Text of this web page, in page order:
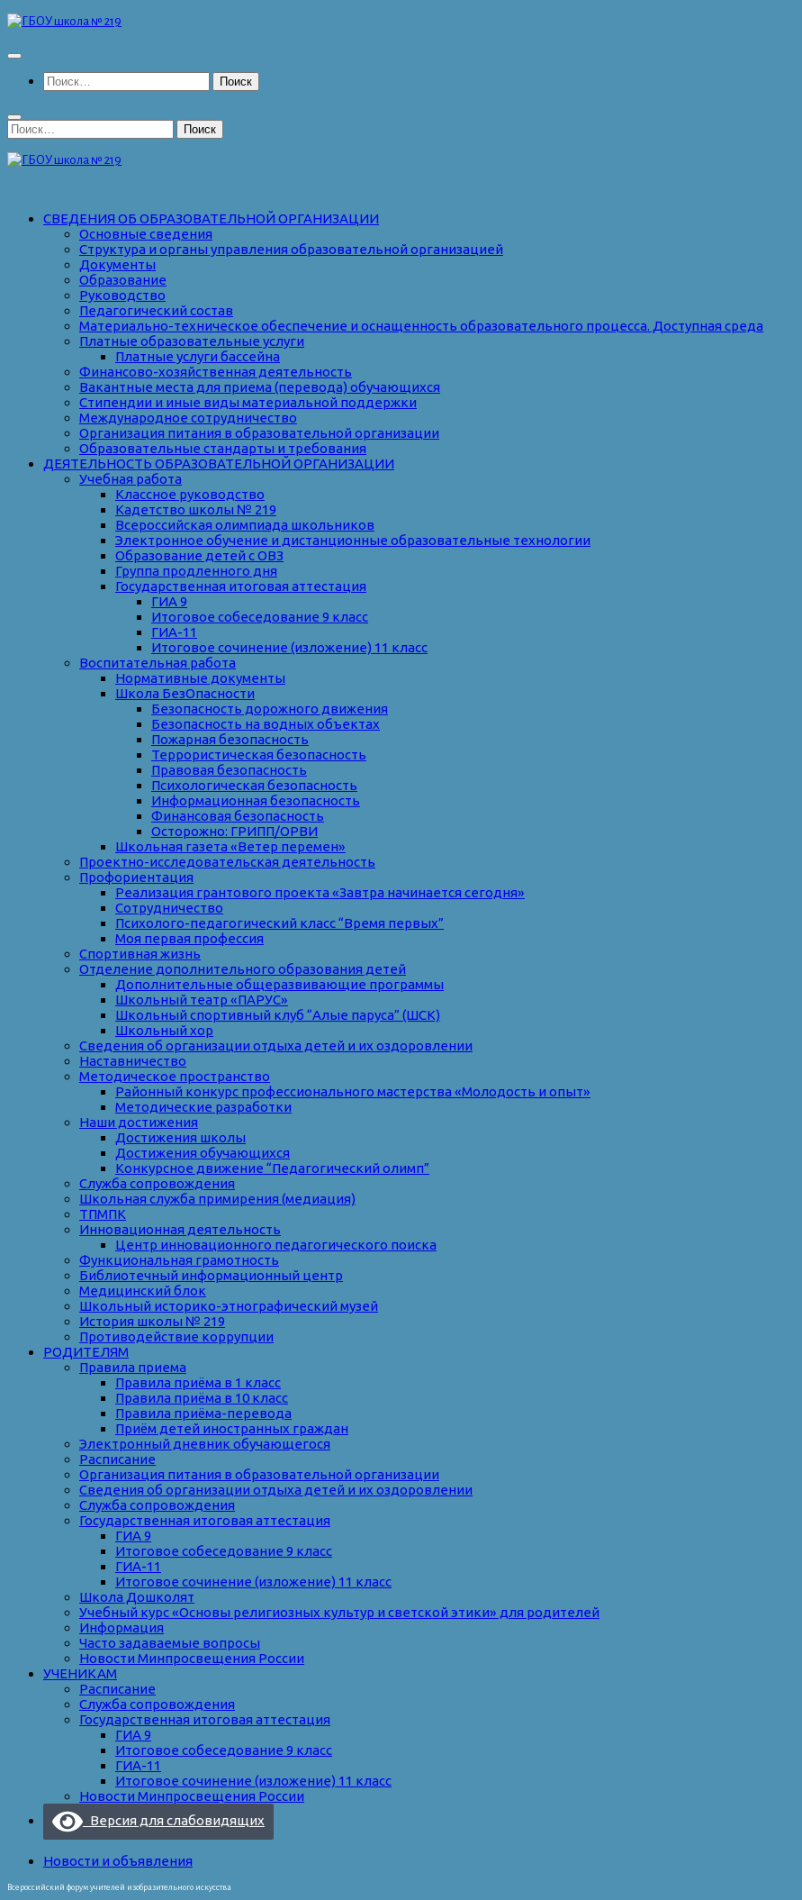
Перейти
содержимому
Найти:
Найти:
СВЕДЕНИЯ ОБ ОБРАЗОВАТЕЛЬНОЙ ОРГАНИЗАЦИИ
Основные сведения
Структура и органы управления образовательной организацией
Документы
Образование
Руководство
Педагогический состав
Материально-техническое обеспечение и оснащенность образовательного процесса. Доступная среда
Платные образовательные услуги
Платные услуги бассейна
Финансово-хозяйственная деятельность
Вакантные места для приема (перевода) обучающихся
Стипендии и иные виды материальной поддержки
Международное сотрудничество
Организация питания в образовательной организации
Образовательные стандарты и требования
ДЕЯТЕЛЬНОСТЬ ОБРАЗОВАТЕЛЬНОЙ ОРГАНИЗАЦИИ
Учебная работа
Классное руководство
Кадетство школы № 219
Всероссийская олимпиада школьников
Электронное обучение и дистанционные образовательные технологии
Образование детей с ОВЗ
Группа продленного дня
Государственная итоговая аттестация
ГИА 9
Итоговое собеседование 9 класс
ГИА-11
Итоговое сочинение (изложение) 11 класс
Воспитательная работа
Нормативные документы
Школа БезОпасности
Безопасность дорожного движения
Безопасность на водных объектах
Пожарная безопасность
Террористическая безопасность
Правовая безопасность
Психологическая безопасность
Информационная безопасность
Финансовая безопасность
Осторожно: ГРИПП/ОРВИ
Школьная газета «Ветер перемен»
Проектно-исследовательская деятельность
Профориентация
Реализация грантового проекта «Завтра начинается сегодня»
Сотрудничество
Психолого-педагогический класс “Время первых”
Моя первая профессия
Спортивная жизнь
Отделение дополнительного образования детей
Дополнительные общеразвивающие программы
Школьный театр «ПАРУС»
Школьный спортивный клуб “Алые паруса” (ШСК)
Школьный хор
Сведения об организации отдыха детей и их оздоровлении
Наставничество
Методическое пространство
Районный конкурс профессионального мастерства «Молодость и опыт»
Методические разработки
Наши достижения
Достижения школы
Достижения обучающихся
Конкурсное движение “Педагогический олимп”
Служба сопровождения
Школьная служба примирения (медиация)
ТПМПК
Инновационная деятельность
Центр инновационного педагогического поиска
Функциональная грамотность
Библиотечный информационный центр
Медицинский блок
Школьный историко-этнографический музей
История школы № 219
Противодействие коррупции
РОДИТЕЛЯМ
Правила приема
Правила приёма в 1 класс
Правила приёма в 10 класс
Правила приёма-перевода
Приём детей иностранных граждан
Электронный дневник обучающегося
Расписание
Организация питания в образовательной организации
Сведения об организации отдыха детей и их оздоровлении
Служба сопровождения
Государственная итоговая аттестация
ГИА 9
Итоговое собеседование 9 класс
ГИА-11
Итоговое сочинение (изложение) 11 класс
Школа Дошколят
Учебный курс «Основы религиозных культур и светской этики» для родителей
Информация
Часто задаваемые вопросы
Новости Минпросвещения России
УЧЕНИКАМ
Расписание
Служба сопровождения
Государственная итоговая аттестация
ГИА 9
Итоговое собеседование 9 класс
ГИА-11
Итоговое сочинение (изложение) 11 класс
Новости Минпросвещения России
Версия для слабовидящих
Новости и объявления
Всероссийский форум учителей изобразительного искусства